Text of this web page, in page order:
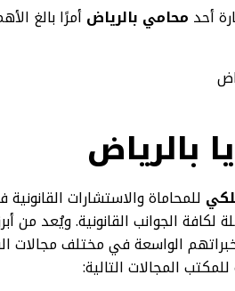
أحد محامي بالرياضأمرًا بالغ
بالرياض
للمحاماة والاستشارات
الجوانب القانونية. ويُعد من
الواسعة في مختلف مجالات
المجالات التالية: